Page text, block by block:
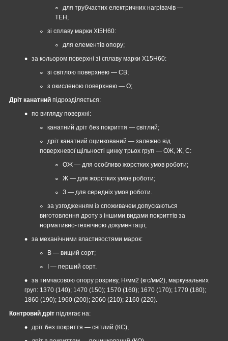
для трубчастих електричних нагрівачів —
ТЕН;
зі сплаву марки XI5Н60:
для елементів опору;
за кольором поверхні зі сплаву марки Х15Н60:
зі світлою поверхнею — СВ;
з окисленою поверхнею — О;
Дріт канатний підрозділяється:
по вигляду поверхні:
канатний дріт без покриття — світлий;
дріт канатний оцинкований — залежно від
поверхневої щільності цинку трьох груп — ОЖ, Ж, С:
ОЖ — для особливо жорстких умов роботи;
Ж — для жорстких умов роботи;
З ― для середніх умов роботи.
за узгодженням із споживачем допускаються
виготовлення дроту з іншими видами покриттів за
нормативно-технічною документації;
за механічними властивостями марок:
В ― вищий сорт;
I — перший сорт.
за тимчасовою опору розриву, Н/мм2 (кгс/мм2), маркувальних
груп: 1370 (140); 1470 (150); 1570 (160); 1670 (170); 1770 (180);
1860 (190); 1960 (200); 2060 (210); 2160 (220).
Контровий дріт підлягає на:
дріт без покриття — світлий (КС),